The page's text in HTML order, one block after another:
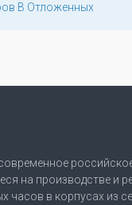
В Отложенных
на производстве и
часов в корпусах из